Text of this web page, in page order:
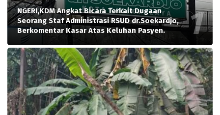
NGERI,KDM Angkat Bicara Terkait Dugaan
Seorang Staf Administrasi RSUD dr.Soekardjo,
Berkomentar Kasar Atas Keluhan Pasyen.